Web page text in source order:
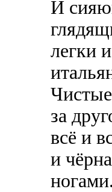
И
легки
за
всё и
и